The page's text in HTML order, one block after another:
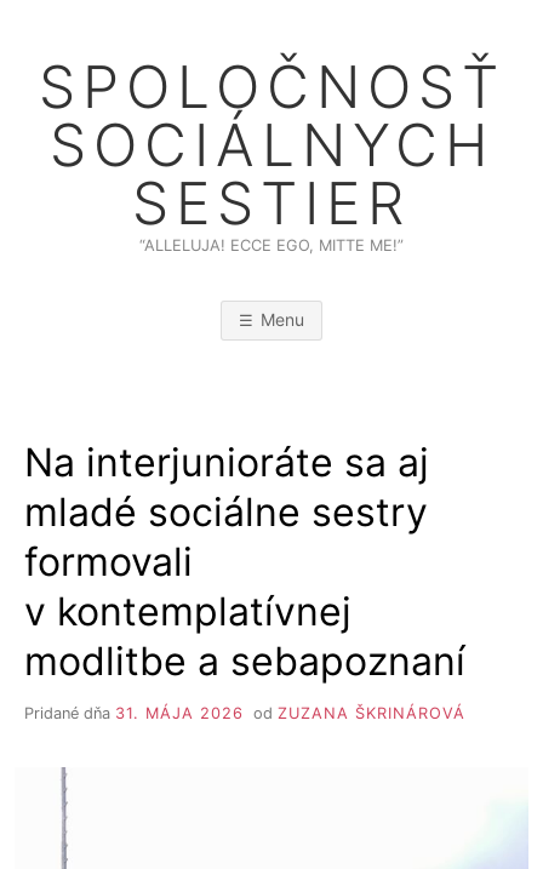
contentSPOLOČNOSŤ
SOCIÁLNYCH
SESTIER
“ALLELUJA! ECCE EGO, MITTE ME!”
Menu
Na interjunioráte sa aj
mladé sociálne sestry
formovali
v kontemplatívnej
modlitbe a sebapoznaní
Pridané dňa 31. MÁJA 2026 od ZUZANA ŠKRINÁROVÁ